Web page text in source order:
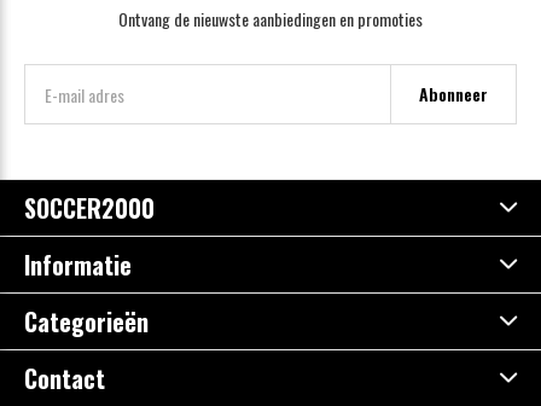
Ontvang de nieuwste aanbiedingen en promoties
Abonneer
SOCCER2000
Informatie
Categorieën
Contact